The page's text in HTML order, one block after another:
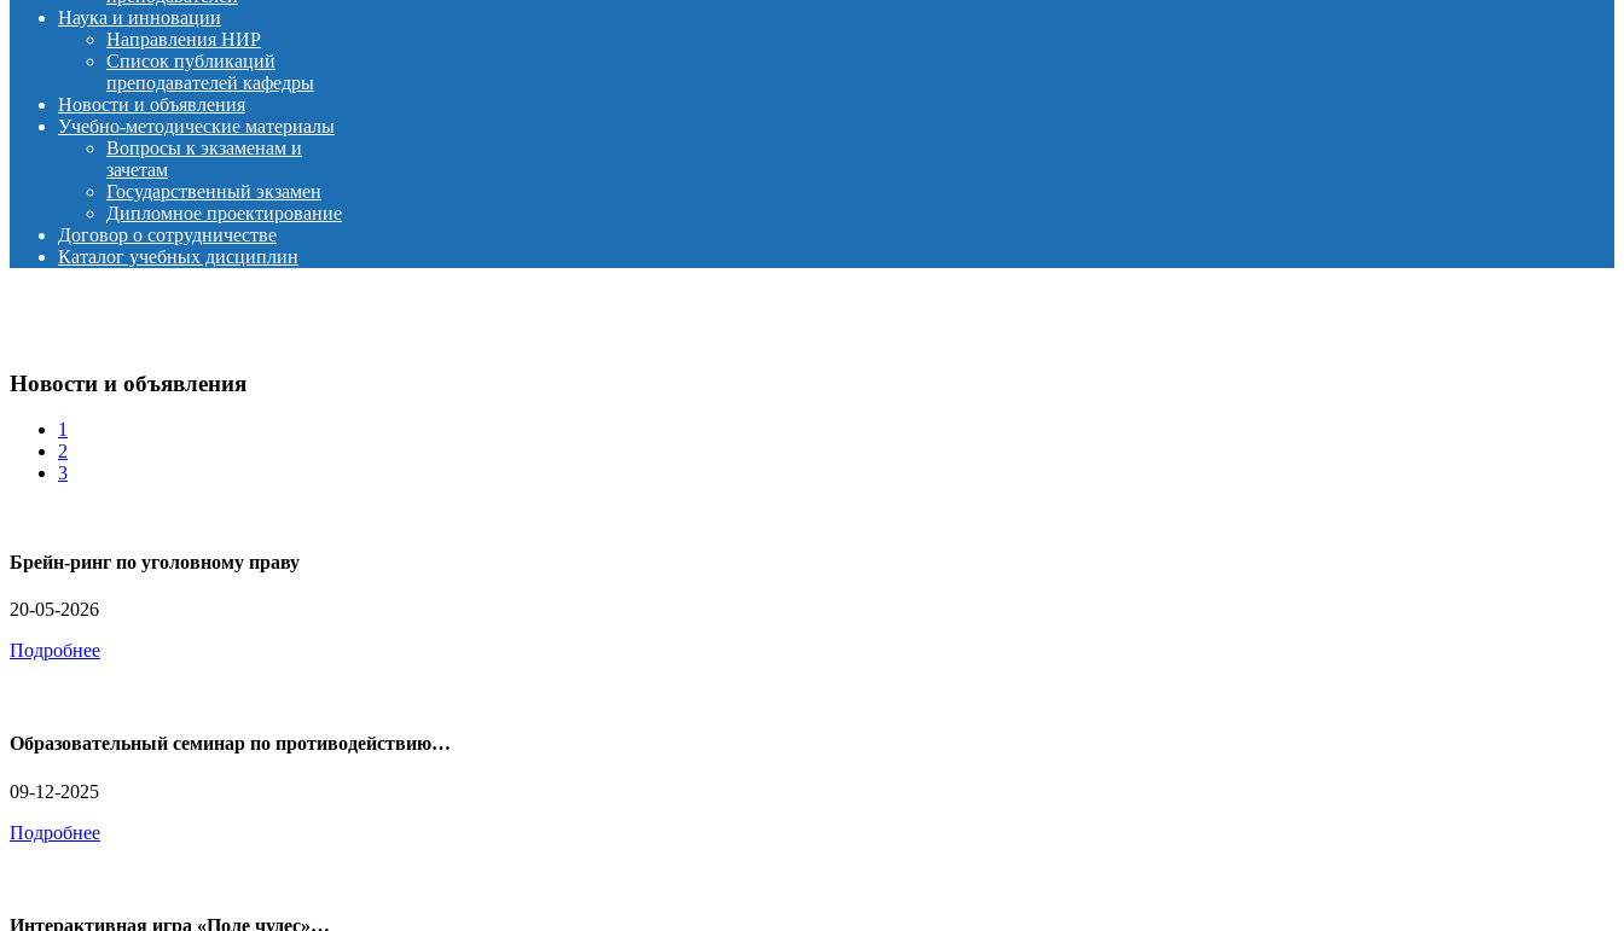
Наука и инновации
Направления НИР
Список публикаций
преподавателей кафедры
Новости и объявления
Учебно-методические материалы
Вопросы к экзаменам и
зачетам
Государственный экзамен
Дипломное проектирование
Договор о сотрудничестве
Каталог учебных дисциплин
Новости и объявления
1
2
3
Брейн-ринг по уголовному праву
20-05-2026
Подробнее
Образовательный семинар по противодействию…
09-12-2025
Подробнее
Интерактивная игра «Поле чудес»…